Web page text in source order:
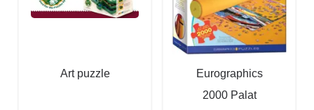
Art puzzle
Eurographics
2000 Palat